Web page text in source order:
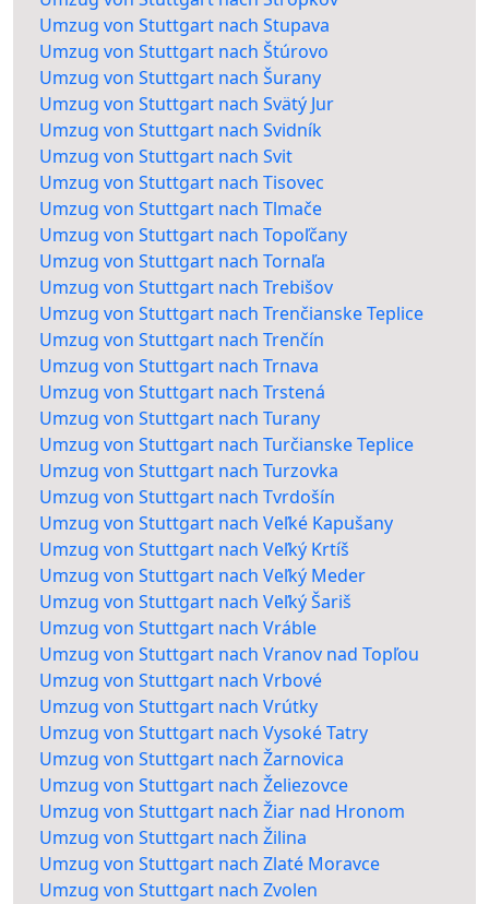
Umzug von Stuttgart nach Stupava
Umzug von Stuttgart nach Štúrovo
Umzug von Stuttgart nach Šurany
Umzug von Stuttgart nach Svätý Jur
Umzug von Stuttgart nach Svidník
Umzug von Stuttgart nach Svit
Umzug von Stuttgart nach Tisovec
Umzug von Stuttgart nach Tlmače
Umzug von Stuttgart nach Topoľčany
Umzug von Stuttgart nach Tornaľa
Umzug von Stuttgart nach Trebišov
Umzug von Stuttgart nach Trenčianske Teplice
Umzug von Stuttgart nach Trenčín
Umzug von Stuttgart nach Trnava
Umzug von Stuttgart nach Trstená
Umzug von Stuttgart nach Turany
Umzug von Stuttgart nach Turčianske Teplice
Umzug von Stuttgart nach Turzovka
Umzug von Stuttgart nach Tvrdošín
Umzug von Stuttgart nach Veľké Kapušany
Umzug von Stuttgart nach Veľký Krtíš
Umzug von Stuttgart nach Veľký Meder
Umzug von Stuttgart nach Veľký Šariš
Umzug von Stuttgart nach Vráble
Umzug von Stuttgart nach Vranov nad Topľou
Umzug von Stuttgart nach Vrbové
Umzug von Stuttgart nach Vrútky
Umzug von Stuttgart nach Vysoké Tatry
Umzug von Stuttgart nach Žarnovica
Umzug von Stuttgart nach Želiezovce
Umzug von Stuttgart nach Žiar nad Hronom
Umzug von Stuttgart nach Žilina
Umzug von Stuttgart nach Zlaté Moravce
Umzug von Stuttgart nach Zvolen